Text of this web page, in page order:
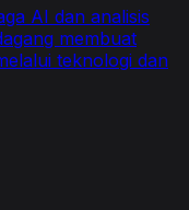
AI dan analisis
membuat
teknologi dan